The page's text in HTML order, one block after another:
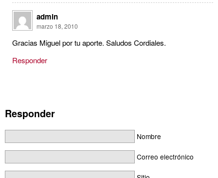
admin
marzo 18, 2010
Gracias Miguel por tu aporte. Saludos Cordiales.
Responder
Responder
Nombre
Correo electrónico